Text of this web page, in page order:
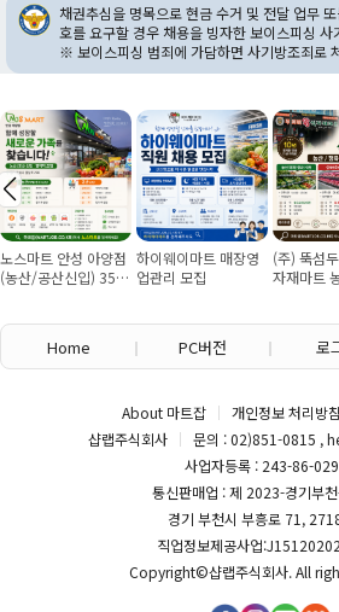
채권추심을 명목으로 현금 수거 및 전달 업무
호를 요구할 경우 채용을 빙자한 보이스피싱
※ 보이스피싱 범죄에 가담하면 사기방조죄로
노스마트 안성 아양점
(농산/공산신입) 355
하이웨이마트 매장영
업관리 모집
(주) 뚝섬
자재마트
Home PC버전 로
About 마트잡 개인정보 처리방침
샵랩주식회사
문의 : 02)851-0815 ,
사업자등록 : 243-86-
통신판매업 : 제 2023-경기부
경기 부천시 부흥로 71,
직업정보제공사업
Copyright©샵랩주식회사. All